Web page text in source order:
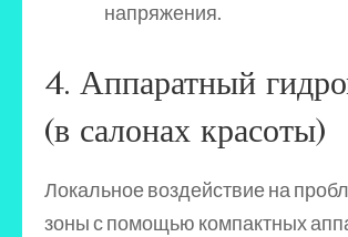
напряжения.
4. Аппаратный
(в салонах красоты)
Локальное воздействие на
зоны с помощью компактных